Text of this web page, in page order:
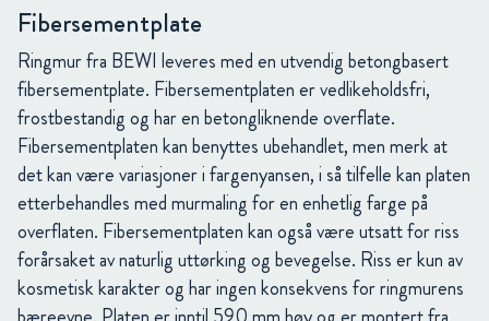
Fibersementplate
Ringmur fra BEWI leveres med en utvendig betongbasert
fibersementplate. Fibersementplaten er vedlikeholdsfri,
frostbestandig og har en betongliknende overflate.
Fibersementplaten kan benyttes ubehandlet, men merk at
det kan være variasjoner i fargenyansen, i så tilfelle kan platen
etterbehandles med murmaling for en enhetlig farge på
overflaten. Fibersementplaten kan også være utsatt for riss
forårsaket av naturlig uttørking og bevegelse. Riss er kun av
kosmetisk karakter og har ingen konsekvens for ringmurens